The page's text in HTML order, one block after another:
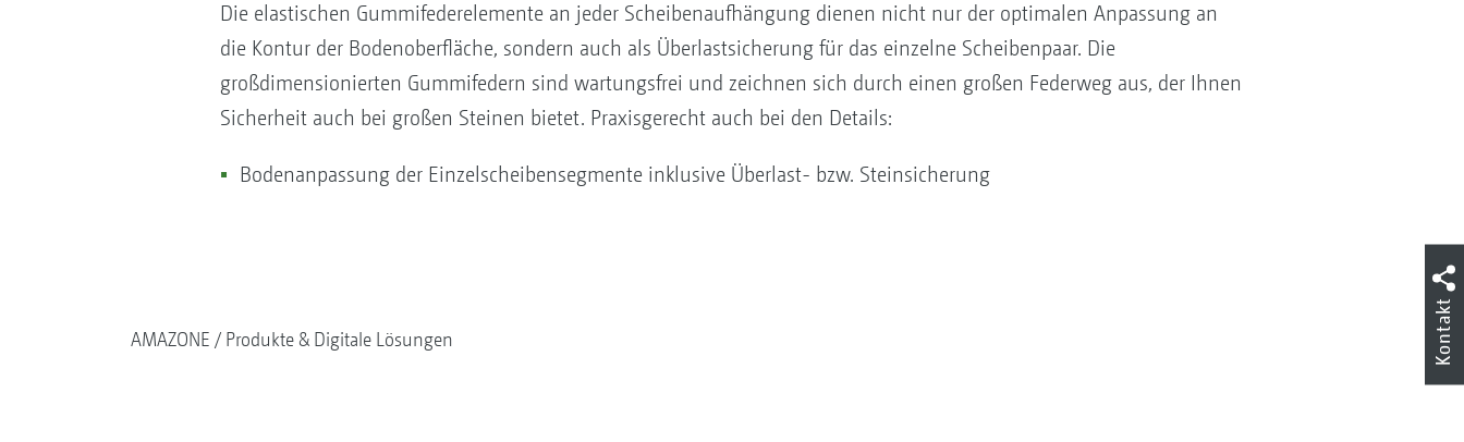
Die elastischen Gummifederelemente an jeder Scheibenaufhängung dienen nicht nur der optimalen Anpassung an
die Kontur der Bodenoberfläche, sondern auch als Überlastsicherung für das einzelne Scheibenpaar. Die
großdimensionierten Gummifedern sind wartungsfrei und zeichnen sich durch einen großen Federweg aus, der Ihnen
Sicherheit auch bei großen Steinen bietet. Praxisgerecht auch bei den Details:
Bodenanpassung der Einzelscheibensegmente inklusive Überlast- bzw. Steinsicherung
AMAZONE Produkte & Digitale Lösungen Kontakt